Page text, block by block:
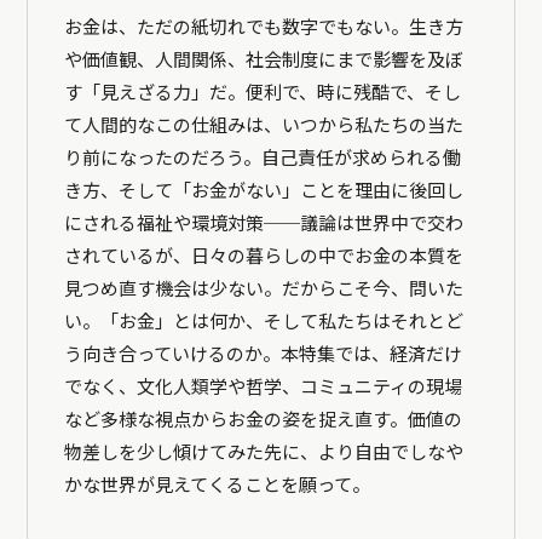
お金は、ただの紙切れでも数字でもない。生き方
や価値観、人間関係、社会制度にまで影響を及ぼ
す「見えざる力」だ。便利で、時に残酷で、そし
て人間的なこの仕組みは、いつから私たちの当た
り前になったのだろう。自己責任が求められる働
き方、そして「お金がない」ことを理由に後回し
にされる福祉や環境対策──議論は世界中で交わ
されているが、日々の暮らしの中でお金の本質を
見つめ直す機会は少ない。だからこそ今、問いた
い。「お金」とは何か、そして私たちはそれとど
う向き合っていけるのか。本特集では、経済だけ
でなく、文化人類学や哲学、コミュニティの現場
など多様な視点からお金の姿を捉え直す。価値の
物差しを少し傾けてみた先に、より自由でしなや
かな世界が見えてくることを願って。